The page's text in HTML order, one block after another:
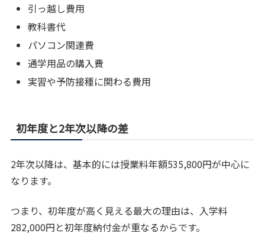
引っ越し費用
教科書代
パソコン関連費
通学用品の購入費
実習や予防接種に関わる費用
初年度と2年次以降の差
2年次以降は、基本的には授業料年額535,800円が中心に
なります。
つまり、初年度が高く見える最大の理由は、入学料
282,000円と初年度納付金が重なるからです。